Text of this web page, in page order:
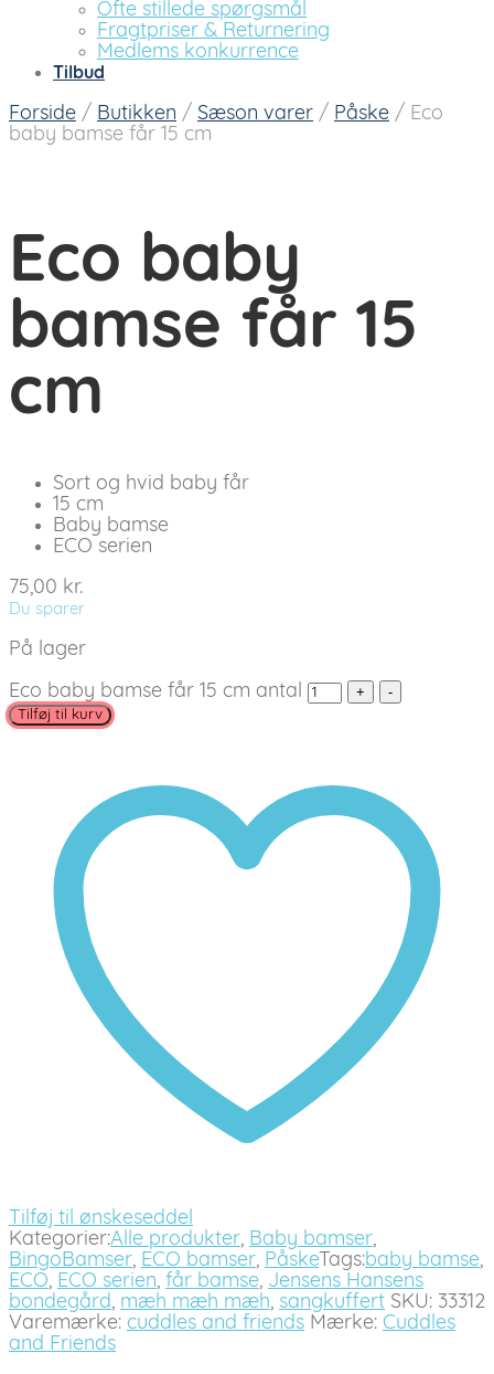
Ofte stillede spørgsmål
Fragtpriser & Returnering
Medlems konkurrence
Tilbud
Forside / Butikken / Sæson varer / Påske / Eco
baby bamse får 15 cm
Eco baby
bamse får 15
cm
Sort og hvid baby får
15 cm
Baby bamse
ECO serien
75,00 kr.
Du sparer
På lager
Eco baby bamse får 15 cm antal
Tilføj til kurv
Tilføj til ønskeseddel
Kategorier:Alle produkter, Baby bamser,
BingoBamser, ECO bamser, PåskeTags:baby bamse,
ECO, ECO serien, får bamse, Jensens Hansens
bondegård, mæh mæh mæh, sangkuffert SKU: 33312
Varemærke: cuddles and friends Mærke: Cuddles
and Friends